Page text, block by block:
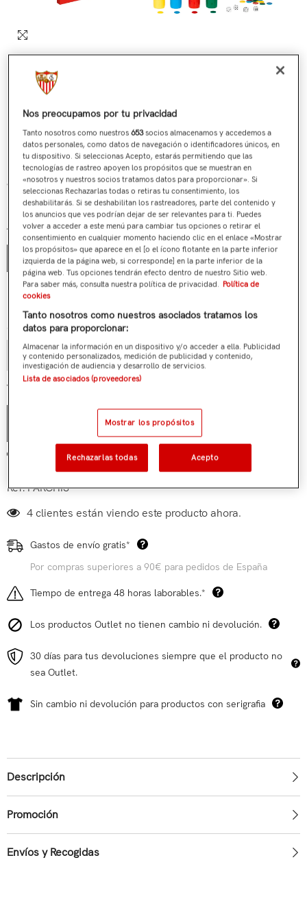
Juego Parchís - Oca Sevilla FC
Precio regular
€19,90
Talla:Unica
Unica
¿Tienes alguna duda?
Cantidad:
Total parcial: €19,90
AÑADIR AL CARRITO
Añadir a mi lista de deseos
Ref:PARCHIS
4 clientes están viendo este producto ahora.
Gastos de envío gratis*
Por compras superiores a 90€ para pedidos de España
Tiempo de entrega 48 horas laborables.*
Los productos Outlet no tienen cambio ni devolución.
30 días para tus devoluciones siempre que el producto no
sea Outlet.
Sin cambio ni devolución para productos con serigrafia
Descripción
Promoción
Envíos y Recogidas
Nos preocupamos por tu privacidad
Tanto nosotros como nuestros653socios almacenamos y accedemos a
datos personales, como datos de navegación o identificadores únicos, en
tu dispositivo. Si seleccionas Acepto, estarás permitiendo que las
tecnologías de rastreo apoyen los propósitos que se muestran en
«nosotros y nuestros socios tratamos datos para proporcionar». Si
seleccionas Rechazarlas todas o retiras tu consentimiento, los
deshabilitarás. Si se deshabilitan los rastreadores, parte del contenido y
los anuncios que ves podrían dejar de ser relevantes para ti. Puedes
volver a acceder a este menú para cambiar tus opciones o retirar el
consentimiento en cualquier momento haciendo clic en el enlace «Mostrar
los propósitos» que aparece en el [o el ícono flotante en la parte inferior
izquierda de la página web, si corresponde] en la parte inferior de la
página web. Tus opciones tendrán efecto dentro de nuestro Sitio web.
Para saber más, consulta nuestra política de privacidad. Política de
cookies
Tanto nosotros como nuestros asociados tratamos los
datos para proporcionar:
Almacenar la información en un dispositivo y/o acceder a ella. Publicidad
y contenido personalizados, medición de publicidad y contenido,
investigación de audiencia y desarrollo de servicios.
Lista de asociados (proveedores)
Mostrar los propósitos
Rechazarlas todas Acepto